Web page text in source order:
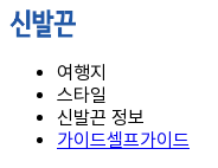
여행지
스타일
신발끈 정보
가이드셀프가이드